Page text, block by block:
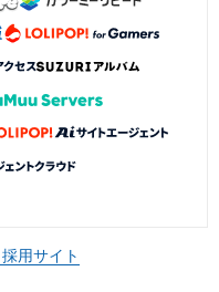
採用サイト